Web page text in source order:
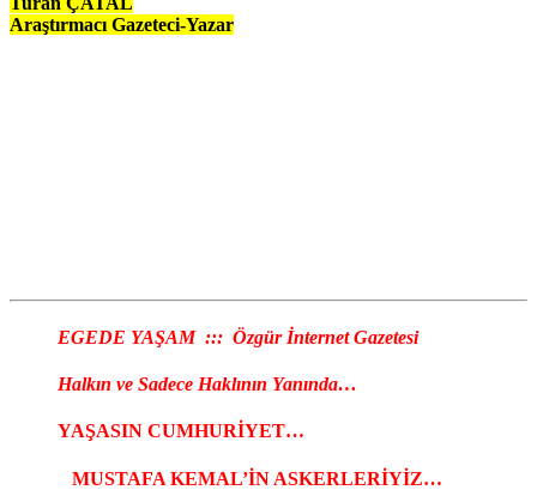
Araştırmacı Gazeteci-Yazar
EGEDE YAŞAM ::: Özgür İnternet Gazetesi
Halkın ve Sadece Haklının Yanında…
YAŞASIN CUMHURİYET…
MUSTAFA KEMAL’İN ASKERLERİYİZ…